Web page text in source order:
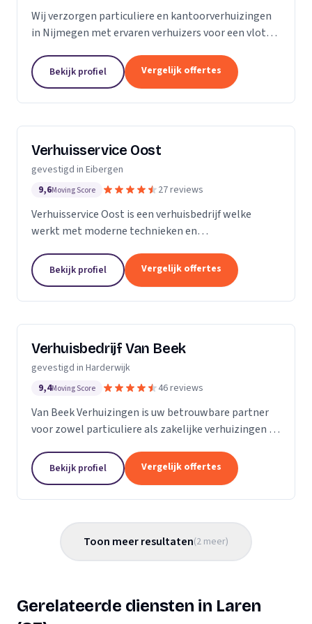
Wij verzorgen particuliere en kantoorverhuizingen
in Nijmegen met ervaren verhuizers voor een vlotte
Bekijk profiel Vergelijk offertes
Verhuisservice Oost
gevestigd in Eibergen
9,6Moving Score 27 reviews
Verhuisservice Oost is een verhuisbedrijf welke
werkt met moderne technieken en
door ons uit handen genomen en met ons team van
verhuizers brengen wij...
Bekijk profiel Vergelijk offertes
Verhuisbedrijf Van Beek
gevestigd in Harderwijk
9,4Moving Score 46 reviews
Van Beek Verhuizingen is uw betrouwbare partner
voor zowel particuliere als zakelijke verhuizingen in
jarenlange ervaring en een team van deskundige...
Bekijk profiel Vergelijk offertes
Toon meer resultaten(2 meer)
Gerelateerde diensten in Laren